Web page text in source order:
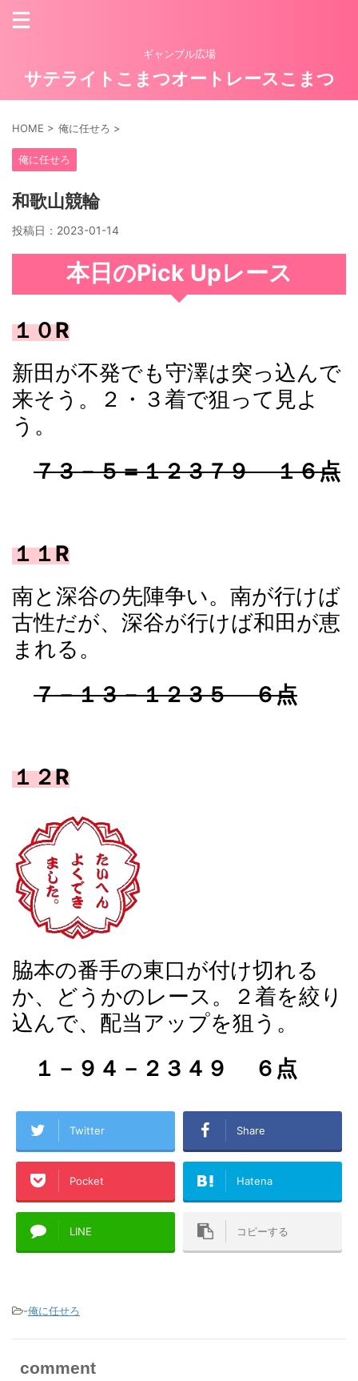
ギャンブル広場
サテライトこまつオートレースこまつ
HOME > 俺に任せろ >
俺に任せろ
和歌山競輪
投稿日： 2023-01-14
本日のPick Upレース
１０R
新田が不発でも守澤は突っ込んで
来そう。２・３着で狙って見よ
う。
７３－５＝１２３７９ １６点
１１R
南と深谷の先陣争い。南が行けば
古性だが、深谷が行けば和田が恵
まれる。
７－１３－１２３５ ６点
１２R
脇本の番手の東口が付け切れる
か、どうかのレース。２着を絞り
込んで、配当アップを狙う。
１－９４－２３４９ ６点
Twitter Share
Pocket Hatena
LINE コピーする
-俺に任せろ
comment